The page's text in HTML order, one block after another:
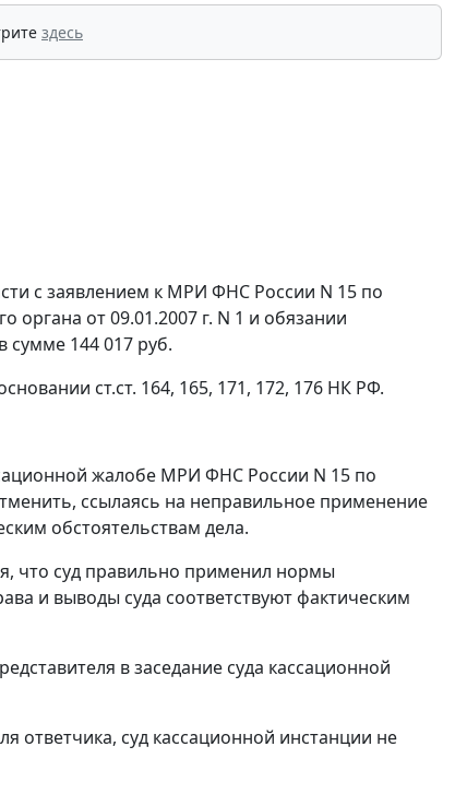
здесь
с заявлением к МРИ ФНС России N 15 по
от 09.01.2007 г. N 1 и обязании
сумме 144 017 руб.
ст.ст. 164, 165, 171, 172, 176 НК РФ.
жалобе МРИ ФНС России N 15 по
ссылаясь на неправильное применение
обстоятельствам дела.
что суд правильно применил нормы
и выводы суда соответствуют фактическим
в заседание суда кассационной
ответчика, суд кассационной инстанции не